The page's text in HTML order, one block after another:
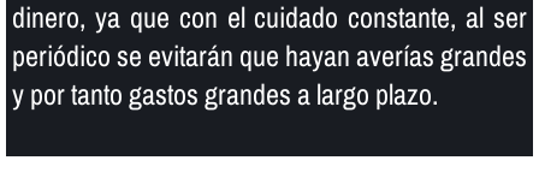
dinero, ya que con el cuidado constante, al ser
periódico se evitarán que hayan averí­as grandes
y por tanto gastos grandes a largo plazo.